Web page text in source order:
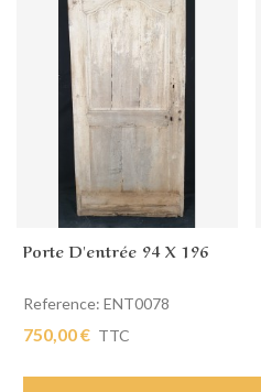
Porte D'entrée 94 X 196
Reference: ENT0078
750,00 € TTC